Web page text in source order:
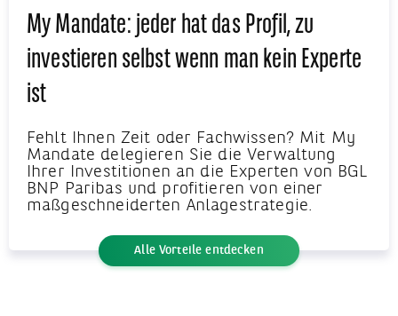
My Mandate: jeder hat das Profil, zu
investieren selbst wenn man kein Experte
ist
Fehlt Ihnen Zeit oder Fachwissen? Mit My
Mandate delegieren Sie die Verwaltung
Ihrer Investitionen an die Experten von BGL
BNP Paribas und profitieren von einer
maßgeschneiderten Anlagestrategie.
Alle Vorteile entdecken